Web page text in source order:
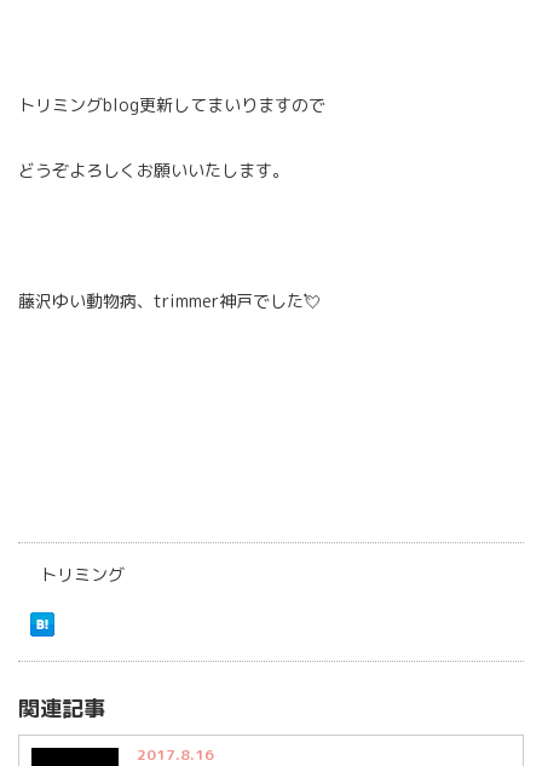
トリミングblog更新してまいりますので
どうぞよろしくお願いいたします。
藤沢ゆい動物病、trimmer神戸でした💘
トリミング
関連記事
2017.8.16